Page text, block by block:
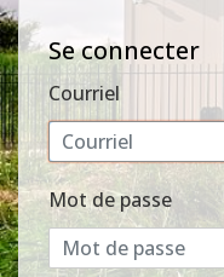
Se connecter
Courriel
Mot de passe